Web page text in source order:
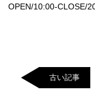
OPEN/10:00-CLOSE/
古い記事